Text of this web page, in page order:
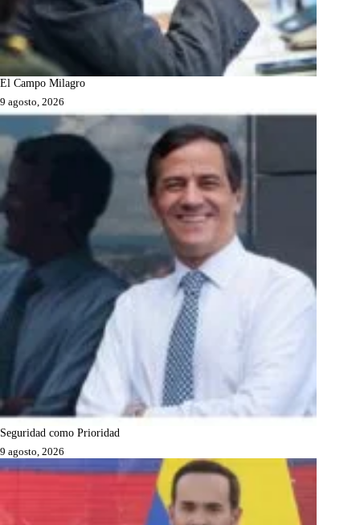
El Campo Milagro
9 agosto, 2026
Seguridad como Prioridad
9 agosto, 2026